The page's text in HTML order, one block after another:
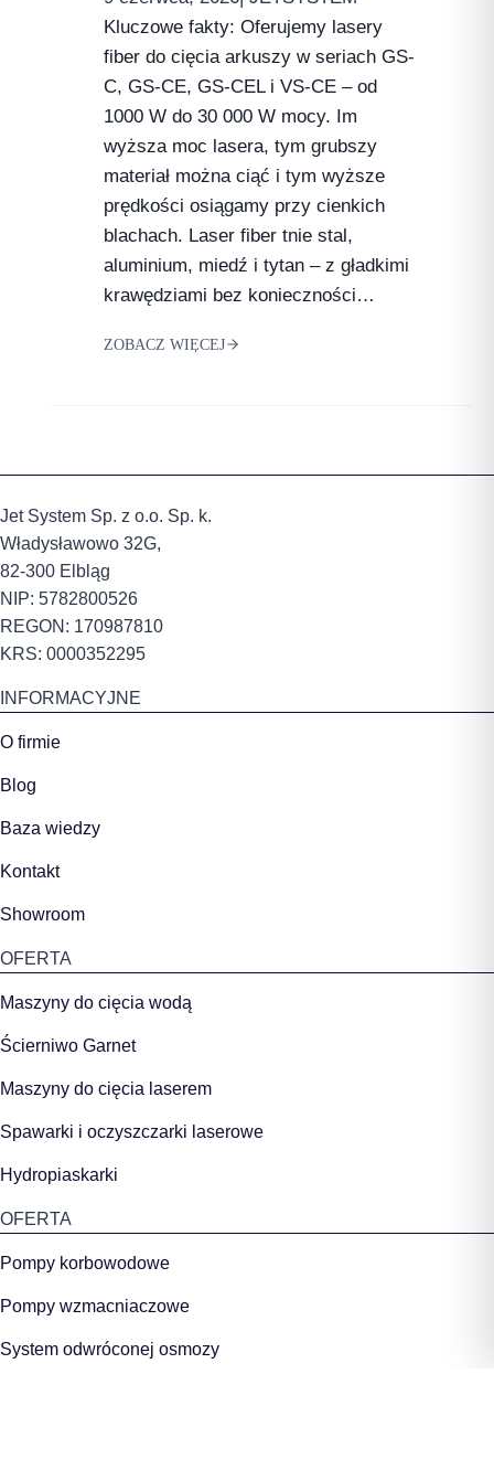
Kluczowe fakty: Oferujemy lasery
fiber do cięcia arkuszy w seriach GS-
C, GS-CE, GS-CEL i VS-CE – od
1000 W do 30 000 W mocy. Im
wyższa moc lasera, tym grubszy
materiał można ciąć i tym wyższe
prędkości osiągamy przy cienkich
blachach. Laser fiber tnie stal,
aluminium, miedź i tytan – z gładkimi
krawędziami bez konieczności…
ZOBACZ WIĘCEJ
Jet System Sp. z o.o. Sp. k.
Władysławowo 32G,
82-300 Elbląg
NIP: 5782800526
REGON: 170987810
KRS: 0000352295
INFORMACYJNE
O firmie
Blog
Baza wiedzy
Kontakt
Showroom
OFERTA
Maszyny do cięcia wodą
Ścierniwo Garnet
Maszyny do cięcia laserem
Spawarki i oczyszczarki laserowe
Hydropiaskarki
OFERTA
Pompy korbowodowe
Pompy wzmacniaczowe
System odwróconej osmozy